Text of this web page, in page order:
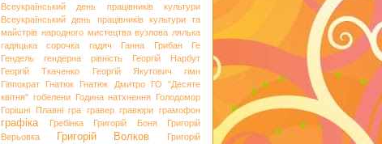
Всеукраїнський день працівників культури
Всеукраїнський день працівників культури та
майстрів народного мистецтва вузлова лялька
гадяцька сорочка
гадяч Ганна Грибан
Ге
Гендель
гендерна рівність
Георгій Нарбут
Георгій Ткаченко
Георгій Якутович
гімн
Гіппократ
Гнатюк Гнатюк Дмитро
ГО "Десяте
квітня" гобелени Година натхнення Голодомор
Горішні Плавні гра гравер гравюри грамофон
графіка Гребінка Григорій Боня
Григорій
Верьовка
Григорій Волков
Григорій